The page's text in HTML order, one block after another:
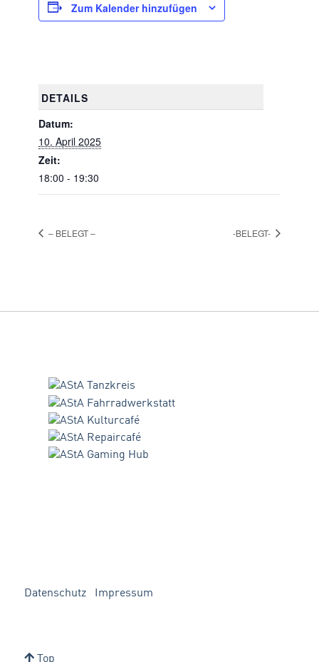
Zum Kalender hinzufügen
DETAILS
Datum:
10. April 2025
Zeit:
18:00 - 19:30
– BELEGT – -BELEGT-
Datenschutz Impressum
Top